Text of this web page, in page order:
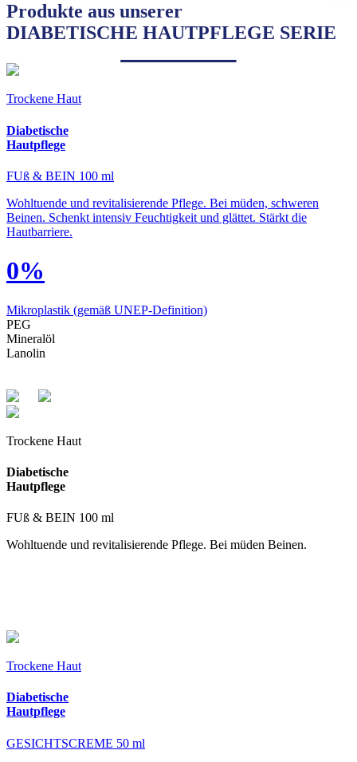
Produkte aus unserer
DIABETISCHE HAUTPFLEGE SERIE
Trockene Haut
Diabetische
Hautpflege
FUß & BEIN 100 ml
Wohltuende und revitalisierende Pflege. Bei müden, schweren
Beinen. Schenkt intensiv Feuchtigkeit und glättet. Stärkt die
Hautbarriere.
0%
Mikroplastik (gemäß UNEP-Definition)
PEG
Mineralöl
Lanolin
Trockene Haut
Diabetische
Hautpflege
FUß & BEIN 100 ml
Wohltuende und revitalisierende Pflege. Bei müden Beinen.
Trockene Haut
Diabetische
Hautpflege
GESICHTSCREME 50 ml